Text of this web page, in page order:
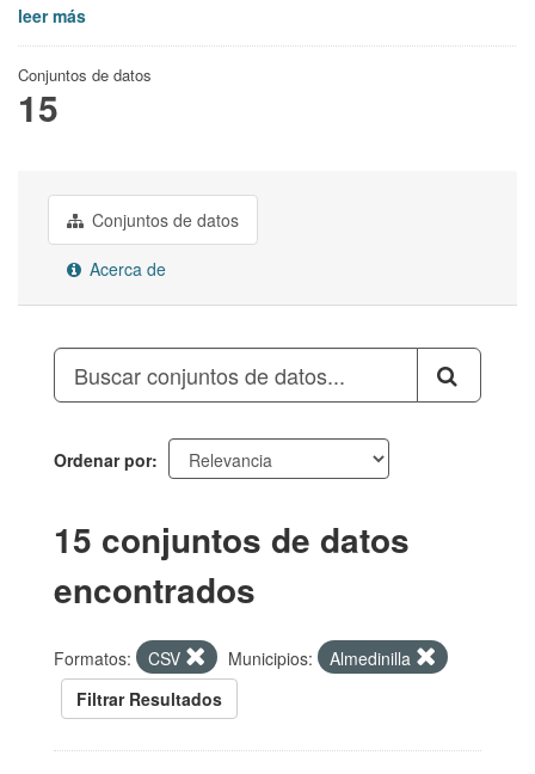
leer más
Conjuntos de datos
15
Conjuntos de datos
Acerca de
Ordenar por
15 conjuntos de datos
encontrados
Formatos: CSV Municipios:
Almedinilla
Filtrar Resultados